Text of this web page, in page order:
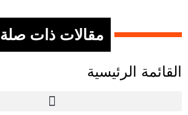
مقالات ذات صلة
القائمة الرئيسية